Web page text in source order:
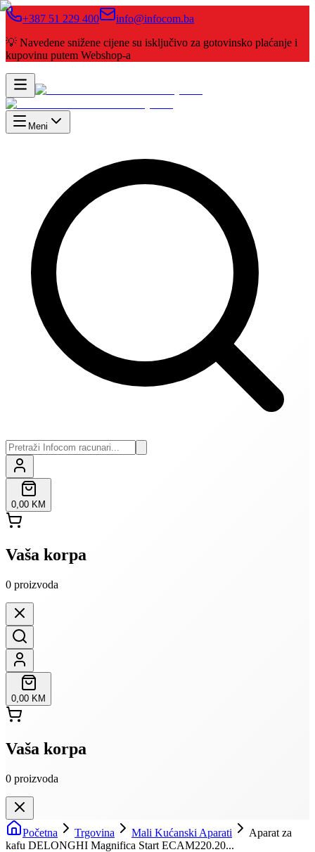
+387 51 229 400
info@infocom.ba
💡 Navedene snižene cijene su isključivo za gotovinsko plaćanje i
kupovinu putem Webshop-a
Meni
0,00 KM
Vaša korpa
0 proizvoda
0,00 KM
Vaša korpa
0 proizvoda
Početna Trgovina Mali Kućanski Aparati
Aparat za
kafu DELONGHI Magnifica Start ECAM220.20...